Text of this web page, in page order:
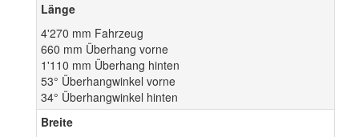
Länge
4'270 mm Fahrzeug
660 mm Überhang vorne
1'110 mm Überhang hinten
53° Überhangwinkel vorne
34° Überhangwinkel hinten
Breite